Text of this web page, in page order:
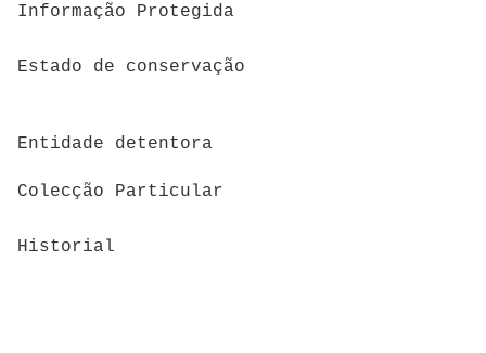
Informação Protegida
Estado de conservação
Entidade detentora
Colecção Particular
Historial